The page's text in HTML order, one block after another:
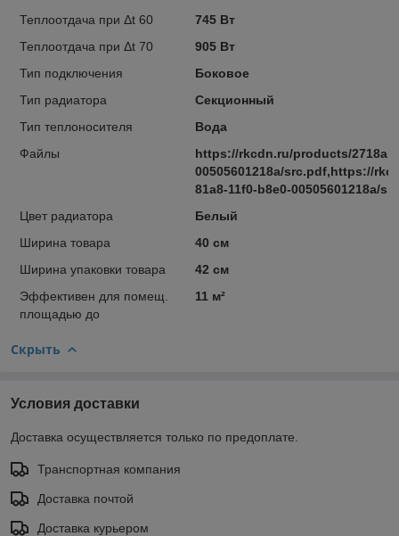
Теплоотдача при Δt 60
745 Вт
Теплоотдача при Δt 70
905 Вт
Тип подключения
Боковое
Тип радиатора
Секционный
Тип теплоносителя
Вода
Файлы
https://rkcdn.ru/products/
00505601218a/src.pdf,https://
81a8-11f0-b8e0-00505601218a/
Цвет радиатора
Белый
Ширина товара
40 см
Ширина упаковки товара
42 см
Эффективен для помещ.
площадью до
11 м²
Скрыть
Условия доставки
Доставка осуществляется только по предоплате.
Транспортная компания
Доставка почтой
Доставка курьером